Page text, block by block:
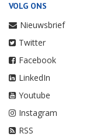
VOLG ONS
Nieuwsbrief
Twitter
Facebook
LinkedIn
Youtube
Instagram
RSS